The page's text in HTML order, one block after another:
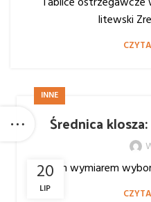
litewski
20
LIP
INNE
Średnica
Drugim wymiarem